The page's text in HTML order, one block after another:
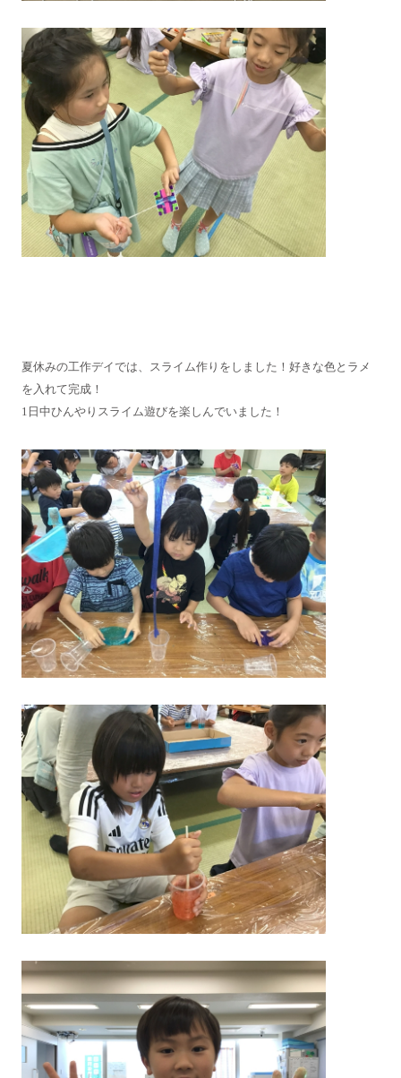
夏休みの工作デイでは、スライム作りをしました！好きな色とラメ
を入れて完成！
1日中ひんやりスライム遊びを楽しんでいました！